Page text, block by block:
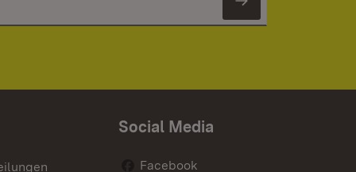
Newsletter
Social Media
Facebook